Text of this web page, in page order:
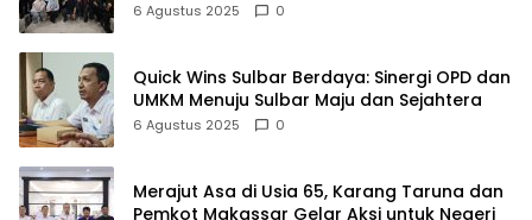
6 Agustus 2025 0
Quick Wins Sulbar Berdaya: Sinergi OPD dan
UMKM Menuju Sulbar Maju dan Sejahtera
6 Agustus 2025 0
Merajut Asa di Usia 65, Karang Taruna dan
Pemkot Makassar Gelar Aksi untuk Negeri